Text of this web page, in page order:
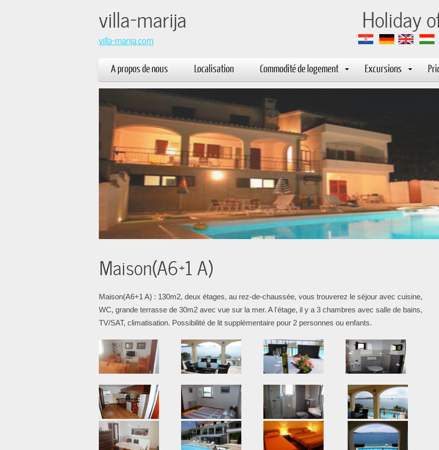
villa-marija Holiday
villa-marija.com
A propos de nous Localisation Commodité de logement Excursions
Maison(A6+1 A)
Maison(A6+1 A) : 130m2, deux étages, au rez-de-chaussée, vous trouverez le séjour avec cuisine,
WC, grande terrasse de 30m2 avec vue sur la mer. A l'étage, il y a 3 chambres avec salle de bains,
TV/SAT, climatisation. Possibilité de lit supplémentaire pour 2 personnes ou enfants.